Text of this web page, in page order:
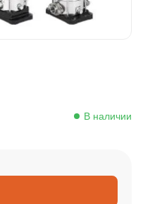
В наличии